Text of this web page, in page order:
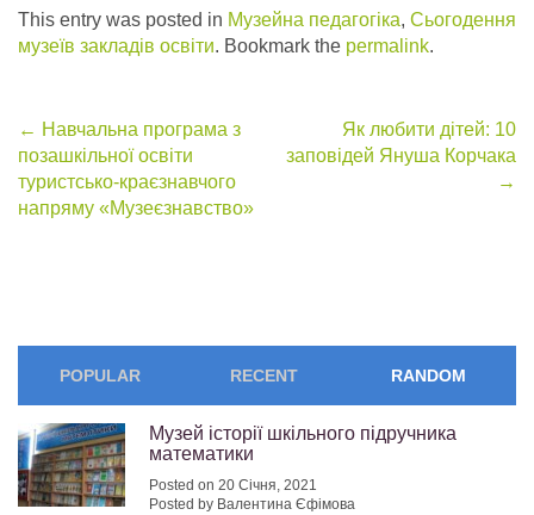
This entry was posted in Музейна педагогіка, Сьогодення
музеїв закладів освіти. Bookmark the permalink.
Post
navigation
← Навчальна програма з
позашкільної освіти
туристсько-краєзнавчого
напряму «Музеєзнавство»
Як любити дітей: 10
заповідей Януша Корчака
→
POPULAR RECENT RANDOM
Музей історії шкільного підручника
математики
Posted on 20 Січня, 2021
Posted by Валентина Єфімова